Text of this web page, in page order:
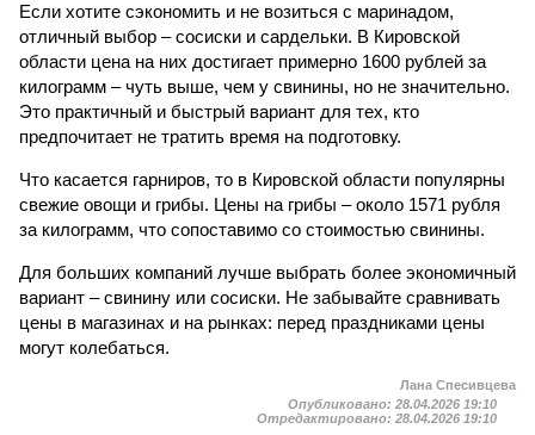
Если хотите сэкономить и не возиться с маринадом,
отличный выбор – сосиски и сардельки. В Кировской
области цена на них достигает примерно 1600 рублей за
килограмм – чуть выше, чем у свинины, но не значительно.
Это практичный и быстрый вариант для тех, кто
предпочитает не тратить время на подготовку.
Что касается гарниров, то в Кировской области популярны
свежие овощи и грибы. Цены на грибы – около 1571 рубля
за килограмм, что сопоставимо со стоимостью свинины.
Для больших компаний лучше выбрать более экономичный
вариант – свинину или сосиски. Не забывайте сравнивать
цены в магазинах и на рынках: перед праздниками цены
могут колебаться.
Лана Спесивцева
Опубликовано: 28.04.2026 19:10
Отредактировано: 28.04.2026 19:10